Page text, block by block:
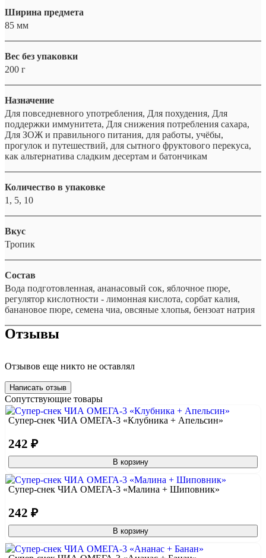
Ширина предмета
85 мм
Вес без упаковки
200 г
Назначение
Для повседневного употребления, Для похудения, Для
поддержки иммунитета, Для снижения потребления сахара,
Для ЗОЖ и правильного питания, для работы, учёбы,
прогулок и путешествий, для сытного фруктового перекуса,
как альтернатива сладким десертам и батончикам
Количество в упаковке
1, 5, 10
Вкус
Тропик
Состав
Вода подготовленная, ананасовый сок, яблочное пюре,
регулятор кислотности - лимонная кислота, сорбат калия,
банановое пюре, семена чиа, овсяные хлопья, бензоат натрия
Отзывы
Отзывов еще никто не оставлял
Написать отзыв
Сопутствующие товары
Супер-снек ЧИА ОМЕГА-3 «Клубника + Апельсин»
242 ₽
В корзину
Супер-снек ЧИА ОМЕГА-3 «Малина + Шиповник»
242 ₽
В корзину